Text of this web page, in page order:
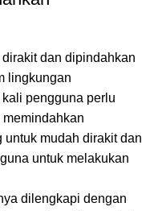
dan dipindahkan
lingkungan
pengguna perlu
untuk mudah dirakit dan
untuk melakukan
dilengkapi dengan